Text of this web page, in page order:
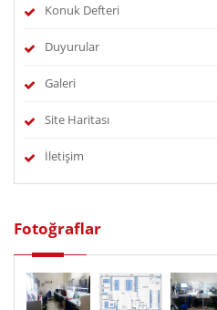
Konuk Defteri
Duyurular
Galeri
Site Haritası
İletişim
Fotoğraflar